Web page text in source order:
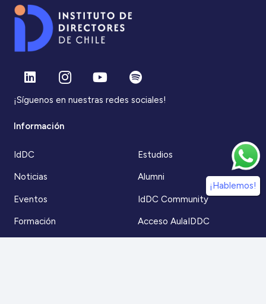
¡Síguenos en nuestras redes sociales!
Información
IdDC
Noticias
Eventos
Formación
Estudios
Alumni
IdDC Community
Acceso AulaIDDC
¡Hablemos!